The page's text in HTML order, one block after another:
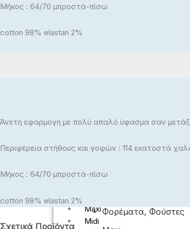
Μπλούζες Plus Size
Κάλτσες – Καλσόν
Μπλούζες
Φορέματα, Φούστες
ΓΥΝΑΙΚΕΊΑ
Πανοφώρια
Μπλούζες, Crop Top
Πουκάμισα
Φορέματα, Φούστες
Maxi
Midi
Μήκος : 64/70 μπροστά-πίσω
cotton 98% elastan 2%
Άνετη εφαρμογή με πολύ απαλό ύφασμα σαν
Περιφέρεια στήθους και γοφών : 114 εκατοστά
Μήκος : 64/70 μπροστά-πίσω
cotton 98% elastan 2%
Σχετικά Προϊόντα